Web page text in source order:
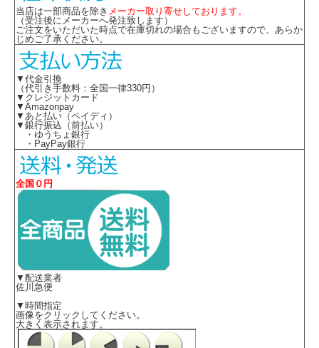
当店は一部商品を除き メーカー取り寄せしております。
（受注後にメーカーへ発注致します）
ご注文をいただいた時点で在庫切れの場合もございますので、あらか
じめご了承ください。
▼代金引換
（代引き手数料：全国一律330円）
▼クレジットカード
▼Amazonpay
▼あと払い（ペイディ）
▼銀行振込（前払い）
・ゆうちょ銀行
・PayPay銀行
全国０円
▼配送業者
佐川急便
▼時間指定
画像をクリックしてください。
大きく表示されます。